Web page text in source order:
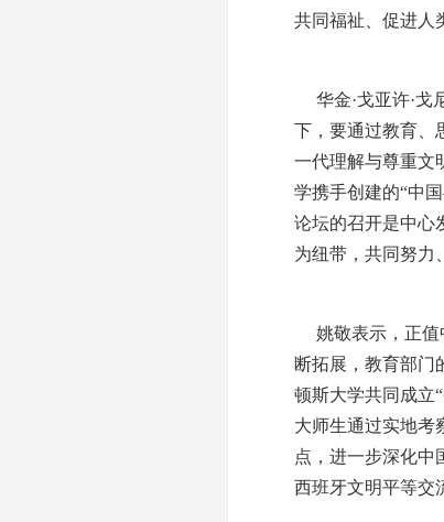
共同福祉、促进人
华金·戈亚许·
下，要通过教育、
一代理解与尊重文
学携手创建的“中
论坛的召开是中心
为纽带，共同努力
姚敬表示，正
断拓展，教育部门
顿斯大学共同成立
大师生通过实地考
点，进一步深化
西班牙文明平等交